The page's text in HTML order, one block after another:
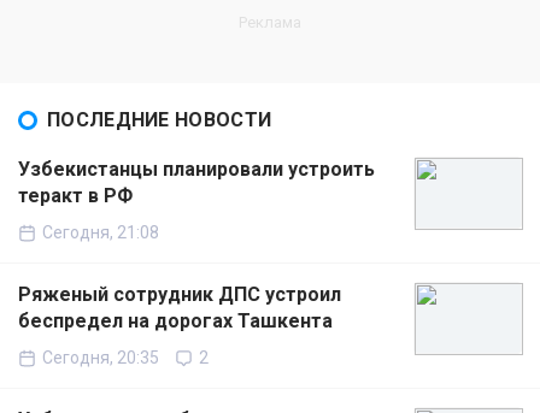
ПОСЛЕДНИЕ НОВОСТИ
Узбекистанцы планировали устроить
теракт в РФ
Сегодня, 21:08
Ряженый сотрудник ДПС устроил
беспредел на дорогах Ташкента
Сегодня, 20:35 2